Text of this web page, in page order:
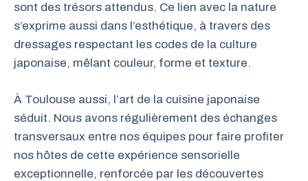
sont des trésors attendus. Ce lien avec la nature
s’exprime aussi dans l’esthétique, à travers des
dressages respectant les codes de la culture
japonaise, mêlant couleur, forme et texture.
À Toulouse aussi, l’art de la cuisine japonaise
séduit. Nous avons régulièrement des échanges
transversaux entre nos équipes pour faire profiter
nos hôtes de cette expérience sensorielle
exceptionnelle, renforcée par les découvertes